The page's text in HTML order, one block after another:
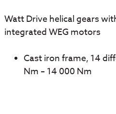
Watt Drive helical gears
integrated WEG motors
Cast iron frame, 14
Nm – 14 000 Nm